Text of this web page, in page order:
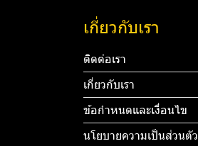
เกี่ยวกับเรา
ติดต่อเรา
เกี่ยวกับเรา
ข้อกำหนดและเงื่อนไข
นโยบายความเป็นส่วนตัว